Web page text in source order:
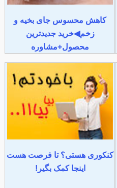
کاهش محسوس جای بخیه و
زخم◀خرید جدیدترین
محصول+مشاوره
کنکوری هستی؟ تا فرصت هست
اینجا کمک بگیر!